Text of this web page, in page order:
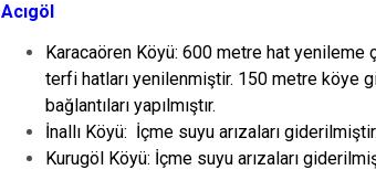
Acıgöl
Karacaören Köyü: 600 metre hat yenileme
terfi hatları yenilenmiştir. 150 metre köye
bağlantıları yapılmıştır.
İnallı Köyü: İçme suyu arızaları giderilmiştir.
Kurugöl Köyü: İçme suyu arızaları